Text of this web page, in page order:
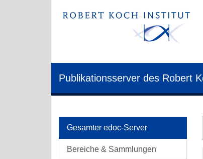
Publikationsserver des Robert
Gesamter edoc-Server
Bereiche & Sammlungen